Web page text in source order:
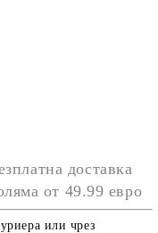
доставка
от 49.99 евро
или чрез